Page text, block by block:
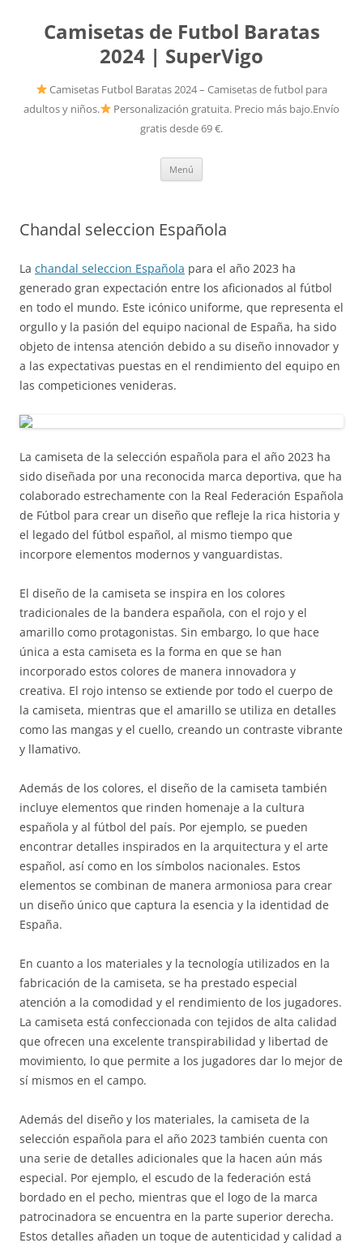
Camisetas de Futbol Baratas
2024 | SuperVigo
Camisetas Futbol Baratas 2024 – Camisetas de futbol para
adultos y niños.
Personalización gratuita. Precio más bajo.Envío
gratis desde 69 €.
Menú
Chandal seleccion Española
La chandal seleccion Española para el año 2023 ha
generado gran expectación entre los aficionados al fútbol
en todo el mundo. Este icónico uniforme, que representa el
orgullo y la pasión del equipo nacional de España, ha sido
objeto de intensa atención debido a su diseño innovador y
a las expectativas puestas en el rendimiento del equipo en
las competiciones venideras.
La camiseta de la selección española para el año 2023 ha
sido diseñada por una reconocida marca deportiva, que ha
colaborado estrechamente con la Real Federación Española
de Fútbol para crear un diseño que refleje la rica historia y
el legado del fútbol español, al mismo tiempo que
incorpore elementos modernos y vanguardistas.
El diseño de la camiseta se inspira en los colores
tradicionales de la bandera española, con el rojo y el
amarillo como protagonistas. Sin embargo, lo que hace
única a esta camiseta es la forma en que se han
incorporado estos colores de manera innovadora y
creativa. El rojo intenso se extiende por todo el cuerpo de
la camiseta, mientras que el amarillo se utiliza en detalles
como las mangas y el cuello, creando un contraste vibrante
y llamativo.
Además de los colores, el diseño de la camiseta también
incluye elementos que rinden homenaje a la cultura
española y al fútbol del país. Por ejemplo, se pueden
encontrar detalles inspirados en la arquitectura y el arte
español, así como en los símbolos nacionales. Estos
elementos se combinan de manera armoniosa para crear
un diseño único que captura la esencia y la identidad de
España.
En cuanto a los materiales y la tecnología utilizados en la
fabricación de la camiseta, se ha prestado especial
atención a la comodidad y el rendimiento de los jugadores.
La camiseta está confeccionada con tejidos de alta calidad
que ofrecen una excelente transpirabilidad y libertad de
movimiento, lo que permite a los jugadores dar lo mejor de
sí mismos en el campo.
Además del diseño y los materiales, la camiseta de la
selección española para el año 2023 también cuenta con
una serie de detalles adicionales que la hacen aún más
especial. Por ejemplo, el escudo de la federación está
bordado en el pecho, mientras que el logo de la marca
patrocinadora se encuentra en la parte superior derecha.
Estos detalles añaden un toque de autenticidad y calidad a